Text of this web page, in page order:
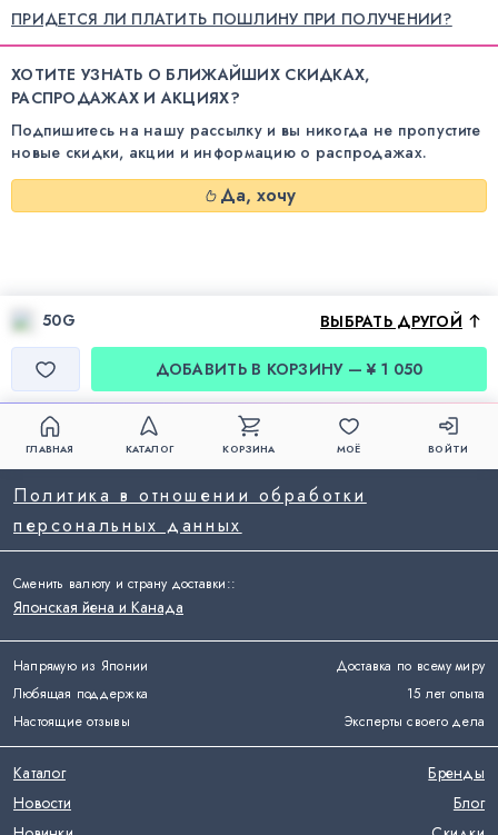
ПРИДЕТСЯ ЛИ ПЛАТИТЬ ПОШЛИНУ ПРИ ПОЛУЧЕНИИ?
ХОТИТЕ УЗНАТЬ О БЛИЖАЙШИХ СКИДКАХ,
РАСПРОДАЖАХ И АКЦИЯХ?
Подпишитесь на нашу рассылку и вы никогда не пропустите
новые скидки, акции и информацию о распродажах.
Да, хочу
50G ВЫБРАТЬ ДРУГОЙ
ДОБАВИТЬ В КОРЗИНУ — ¥ 1 050
ГЛАВНАЯ КАТАЛОГ КОРЗИНА МОЁ ВОЙТИ
Напрямую из Японии
Доставка по всему миру
Любящая поддержка
15 лет опыта
Настоящие отзывы
Эксперты своего дела
Политика в отношении обработки
персональных данных
Каталог
Бренды
Новости
Блог
Сменить валюту и страну доставки::
Японская йена и Канада